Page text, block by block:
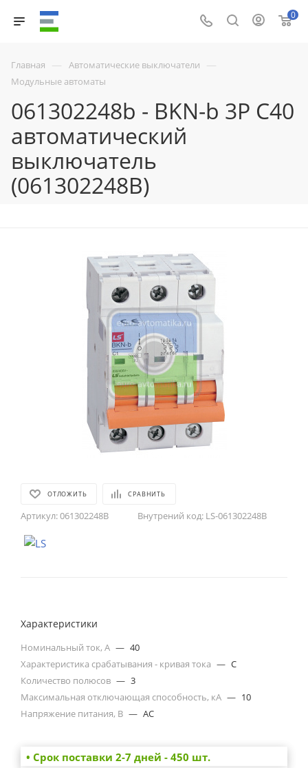
0
Главная — Автоматические выключатели —
Модульные автоматы
061302248b - BKN-b 3P C40
автоматический
выключатель
(061302248B)
ОТЛОЖИТЬ СРАВНИТЬ
Артикул:061302248B Внутрений код: LS-061302248B
Характеристики
Номинальный ток, А — 40
Характеристика срабатывания - кривая тока — C
Количество полюсов — 3
Максимальная отключающая способность, кА — 10
Напряжение питания, В — AC
• Cрок поставки 2-7 дней - 450 шт.